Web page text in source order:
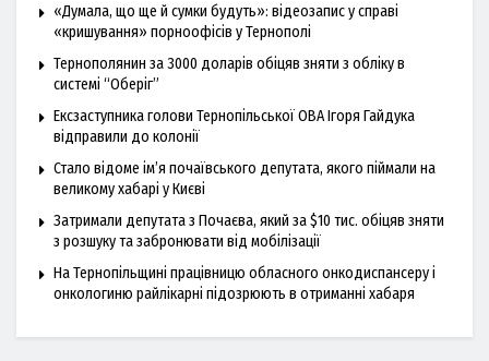
«Думала, що ще й сумки будуть»: відеозапис у справі
«кришування» порноофісів у Тернополі
Тернополянин за 3000 доларів обіцяв зняти з обліку в
системі “Оберіг”
Ексзаступника голови Тернопільської ОВА Ігоря Гайдука
відправили до колонії
Стало відоме ім’я почаївського депутата, якого піймали на
великому хабарі у Києві
Затримали депутата з Почаєва, який за $10 тис. обіцяв зняти
з розшуку та забронювати від мобілізації
На Тернопільщині працівницю обласного онкодиспансеру і
онкологиню райлікарні підозрюють в отриманні хабаря